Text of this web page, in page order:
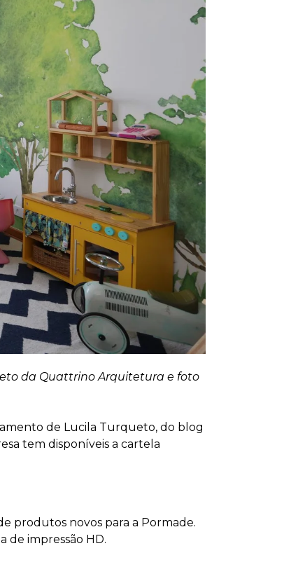
da Quattrino Arquitetura e foto
de Lucila Turqueto, do blog
tem disponíveis a cartela
produtos novos para a Pormade.
de impressão HD.